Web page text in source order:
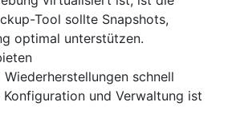
Tool sollte Snapshots,
optimal unterstützen.
schnell
und Verwaltung ist